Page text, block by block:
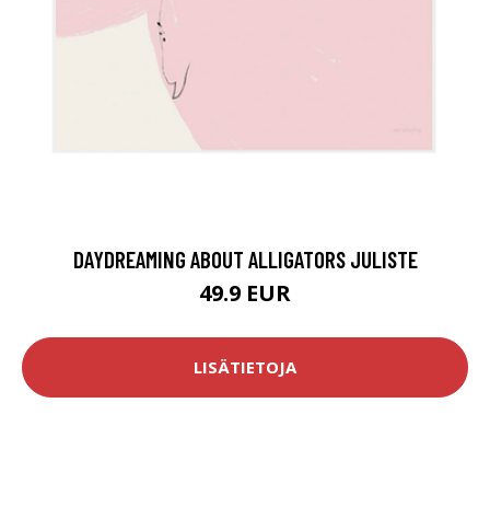
DAYDREAMING ABOUT ALLIGATORS JULISTE
49.9 EUR
LISÄTIETOJA